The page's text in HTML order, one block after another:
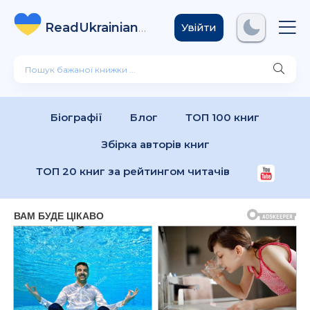
ReadUkrainian
Books .com
Увійти
Біографії Блог ТОП 100 книг
Збірка авторів книг
ТОП 20 книг за рейтингом читачів